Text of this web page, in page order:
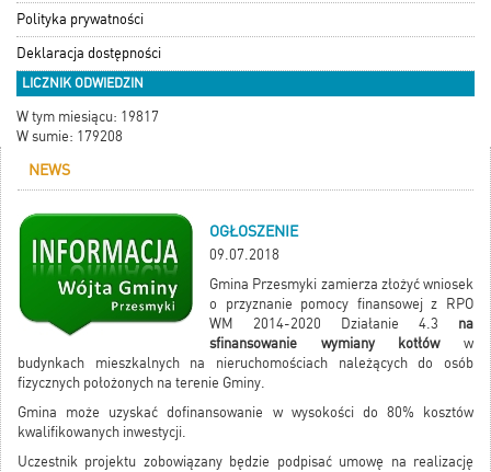
Polityka prywatności
Deklaracja dostępności
LICZNIK ODWIEDZIN
W tym miesiącu: 19817
W sumie: 179208
NEWS
OGŁOSZENIE
09.07.2018
Gmina Przesmyki zamierza złożyć wniosek
o przyznanie pomocy finansowej z RPO
WM 2014-2020 Działanie 4.3 na
sfinansowanie wymiany kotłóww
budynkach mieszkalnych na nieruchomościach należących do osób
fizycznych położonych na terenie Gminy.
Gmina może uzyskać dofinansowanie w wysokości do 80% kosztów
kwalifikowanych inwestycji.
Uczestnik projektu zobowiązany będzie podpisać umowę na realizację